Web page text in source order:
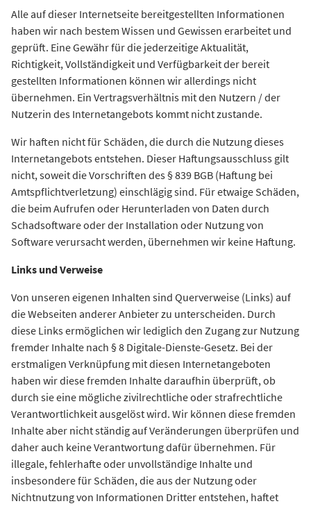
Alle auf dieser Internetseite bereitgestellten Informationen
haben wir nach bestem Wissen und Gewissen erarbeitet und
geprüft. Eine Gewähr für die jederzeitige Aktualität,
Richtigkeit, Vollständigkeit und Verfügbarkeit der bereit
gestellten Informationen können wir allerdings nicht
übernehmen. Ein Vertragsverhältnis mit den Nutzern / der
Nutzerin des Internetangebots kommt nicht zustande.
Wir haften nicht für Schäden, die durch die Nutzung dieses
Internetangebots entstehen. Dieser Haftungsausschluss gilt
nicht, soweit die Vorschriften des § 839 BGB (Haftung bei
Amtspflichtverletzung) einschlägig sind. Für etwaige Schäden,
die beim Aufrufen oder Herunterladen von Daten durch
Schadsoftware oder der Installation oder Nutzung von
Software verursacht werden, übernehmen wir keine Haftung.
Links und Verweise
Von unseren eigenen Inhalten sind Querverweise (Links) auf
die Webseiten anderer Anbieter zu unterscheiden. Durch
diese Links ermöglichen wir lediglich den Zugang zur Nutzung
fremder Inhalte nach § 8 Digitale-Dienste-Gesetz. Bei der
erstmaligen Verknüpfung mit diesen Internetangeboten
haben wir diese fremden Inhalte daraufhin überprüft, ob
durch sie eine mögliche zivilrechtliche oder strafrechtliche
Verantwortlichkeit ausgelöst wird. Wir können diese fremden
Inhalte aber nicht ständig auf Veränderungen überprüfen und
daher auch keine Verantwortung dafür übernehmen. Für
illegale, fehlerhafte oder unvollständige Inhalte und
insbesondere für Schäden, die aus der Nutzung oder
Nichtnutzung von Informationen Dritter entstehen, haftet